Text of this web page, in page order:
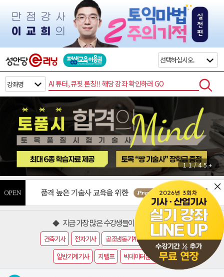
11/45+
◆지금 가장 많은 수강생들이 찾는 분야◆
건축기사 전자기사 공조냉동기계기사
토목기사
일반기계기사
지텔프 빅데이터분석기사